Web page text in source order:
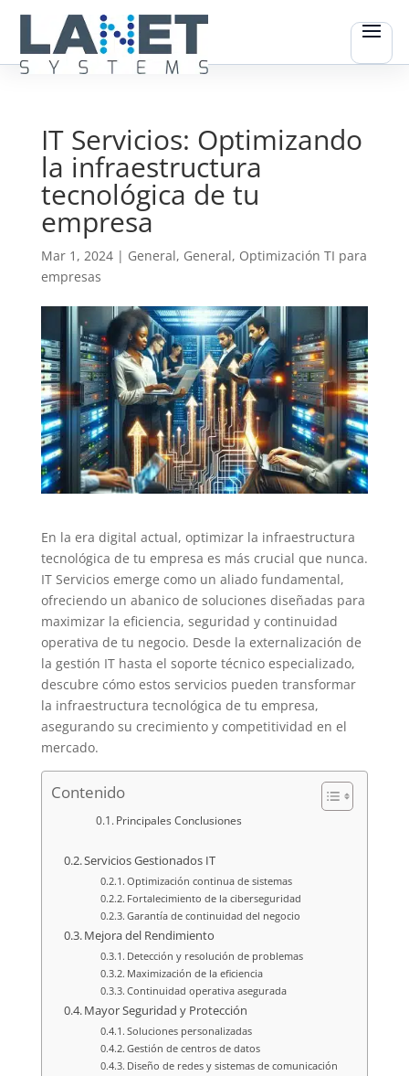
IT Servicios: Optimizando
la infraestructura
tecnológica de tu
empresa
Mar 1, 2024| General, General, Optimización TI para
empresas
En la era digital actual, optimizar la infraestructura
tecnológica de tu empresa es más crucial que nunca.
IT Servicios emerge como un aliado fundamental,
ofreciendo un abanico de soluciones diseñadas para
maximizar la eficiencia, seguridad y continuidad
operativa de tu negocio. Desde la externalización de
la gestión IT hasta el soporte técnico especializado,
descubre cómo estos servicios pueden transformar
la infraestructura tecnológica de tu empresa,
asegurando su crecimiento y competitividad en el
mercado.
Contenido
Principales Conclusiones
Servicios Gestionados IT
Optimización continua de sistemas
Fortalecimiento de la ciberseguridad
Garantía de continuidad del negocio
Mejora del Rendimiento
Detección y resolución de problemas
Maximización de la eficiencia
Continuidad operativa asegurada
Mayor Seguridad y Protección
Soluciones personalizadas
Gestión de centros de datos
Diseño de redes y sistemas de comunicación